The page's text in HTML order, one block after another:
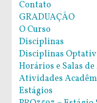
Contato
GRADUAÇÃO
O Curso
Disciplinas
Disciplinas
Horários e Salas
Atividades
Estágios